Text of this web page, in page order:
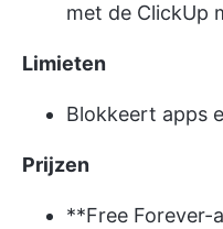
met de ClickUp
Limieten
Blokkeert apps
Prijzen
**Free Forever-